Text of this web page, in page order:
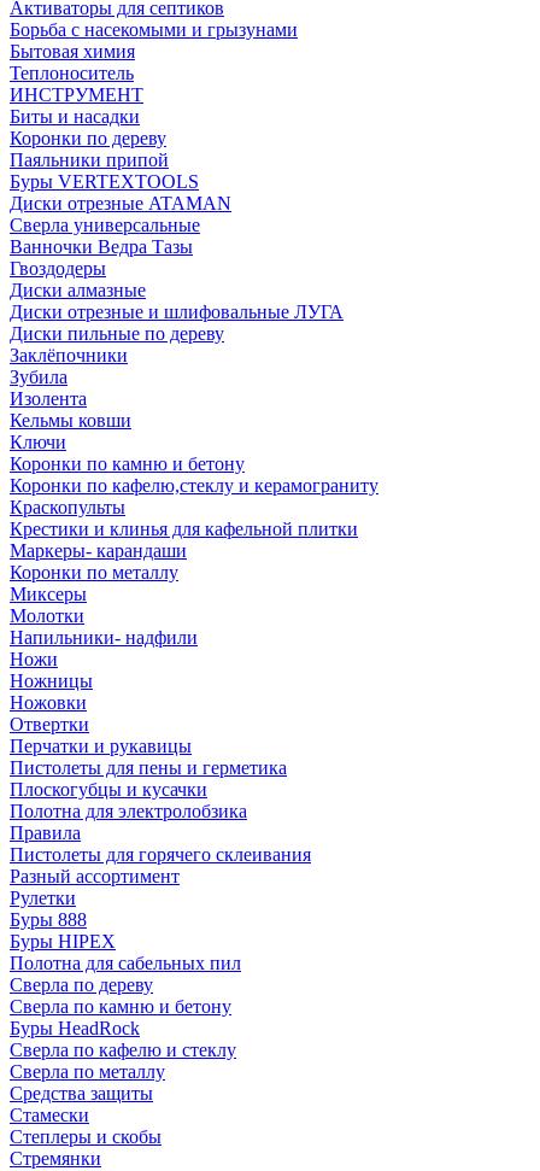
Активаторы для септиков
Борьба с насекомыми и грызунами
Бытовая химия
Теплоноситель
ИНСТРУМЕНТ
Биты и насадки
Коронки по дереву
Паяльники припой
Буры VERTEXTOOLS
Диски отрезные ATAMAN
Сверла универсальные
Ванночки Ведра Тазы
Гвоздодеры
Диски алмазные
Диски отрезные и шлифовальные ЛУГА
Диски пильные по дереву
Заклёпочники
Зубила
Изолента
Кельмы ковши
Ключи
Коронки по камню и бетону
Коронки по кафелю,стеклу и керамограниту
Краскопульты
Крестики и клинья для кафельной плитки
Маркеры- карандаши
Коронки по металлу
Миксеры
Молотки
Напильники- надфили
Ножи
Ножницы
Ножовки
Отвертки
Перчатки и рукавицы
Пистолеты для пены и герметика
Плоскогубцы и кусачки
Полотна для электролобзика
Правила
Пистолеты для горячего склеивания
Разный ассортимент
Рулетки
Буры 888
Буры HIPEX
Полотна для сабельных пил
Сверла по дереву
Сверла по камню и бетону
Буры HeadRock
Сверла по кафелю и стеклу
Сверла по металлу
Средства защиты
Стамески
Степлеры и скобы
Стремянки